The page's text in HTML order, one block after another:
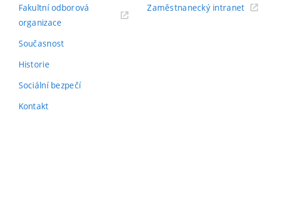
Fakultní odborová
organizace
Současnost
Historie
Sociální bezpečí
Kontakt
Zaměstnanecký intranet(externí